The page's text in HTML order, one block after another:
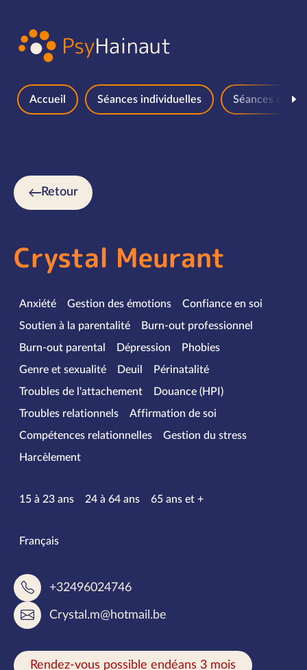
Accueil Séances individuelles Séances en
Retour
Crystal Meurant
Spécialités
Anxiété Gestion des émotions
Confiance en soi
Soutien à la parentalité
Burn-out professionnel
Burn-out parental
Dépression
Phobies
Genre et sexualité
Deuil
Périnatalité
Troubles de l'attachement
Douance (HPI)
Troubles relationnels
Affirmation de soi
Compétences relationnelles
Gestion du stress
Harcèlement
Tranches d’âge
15 à 23 ans 24 à 64 ans 65 ans et +
Langues parlées
Français
+32496024746
Crystal.m@hotmail.be
Rendez-vous possible endéans 3 mois